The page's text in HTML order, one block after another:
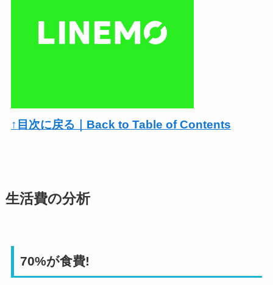
↑目次に戻る｜Back to Table of Contents
生活費の分析
70%が食費!